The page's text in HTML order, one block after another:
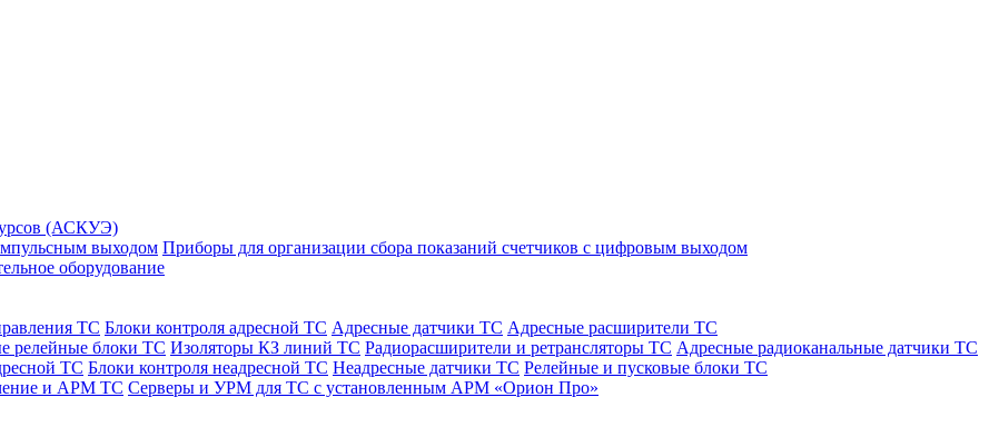
(АСКУЭ)
выходом Приборы для организации сбора показаний счетчиков с цифровым выходом
оборудование
ТС Блоки контроля адресной ТС Адресные датчики ТС Адресные расширители ТС
релейные блоки ТС Изоляторы КЗ линий ТС Радиорасширители и ретрансляторы ТС Адресные радиоканальные датчики ТС
ТС Блоки контроля неадресной ТС Неадресные датчики ТС Релейные и пусковые блоки ТС
и АРМ ТС Серверы и УРМ для ТС с установленным АРМ «Орион Про»